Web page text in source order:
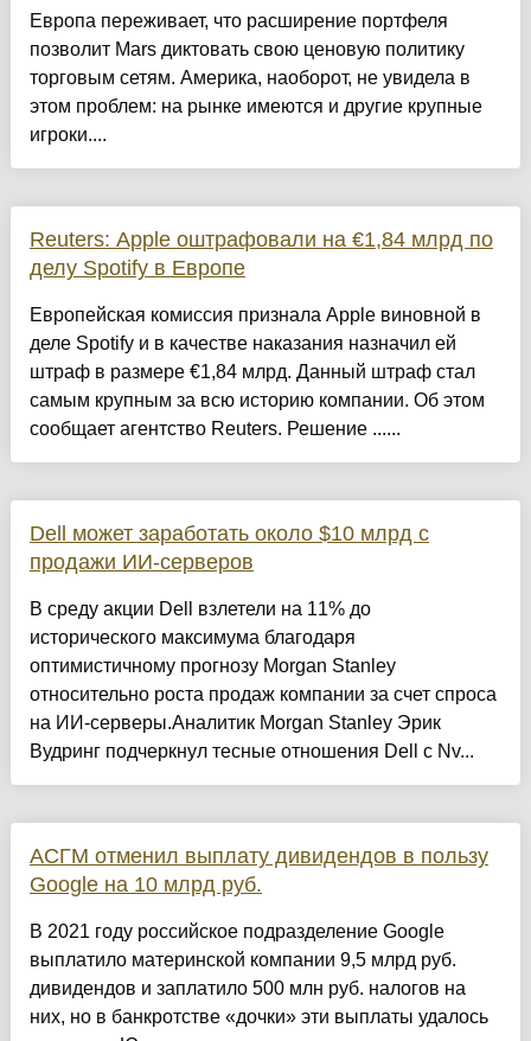
Европа переживает, что расширение портфеля
позволит Mars диктовать свою ценовую политику
торговым сетям. Америка, наоборот, не увидела в
этом проблем: на рынке имеются и другие крупные
игроки....
Reuters: Apple оштрафовали на €1,84 млрд по
делу Spotify в Европе
Европейская комиссия признала Apple виновной в
деле Spotify и в качестве наказания назначил ей
штраф в размере €1,84 млрд. Данный штраф стал
самым крупным за всю историю компании. Об этом
сообщает агентство Reuters. Решение ......
Dell может заработать около $10 млрд с
продажи ИИ-серверов
В среду акции Dell взлетели на 11% до
исторического максимума благодаря
оптимистичному прогнозу Morgan Stanley
относительно роста продаж компании за счет спроса
на ИИ-серверы.Аналитик Morgan Stanley Эрик
Вудринг подчеркнул тесные отношения Dell с Nv...
АСГМ отменил выплату дивидендов в пользу
Google на 10 млрд руб.
В 2021 году российское подразделение Google
выплатило материнской компании 9,5 млрд руб.
дивидендов и заплатило 500 млн руб. налогов на
них, но в банкротстве «дочки» эти выплаты удалось